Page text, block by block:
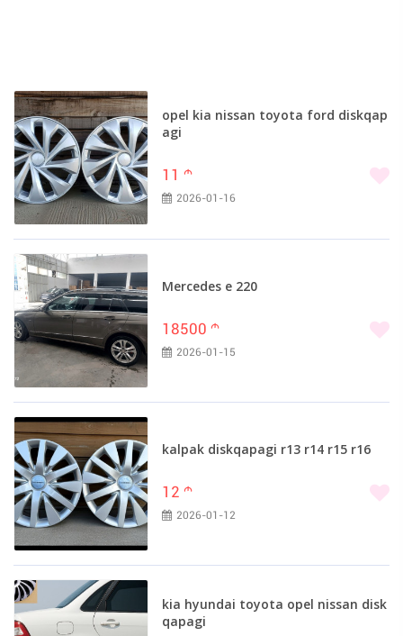
opel kia nissan toyota ford diskqap
agi
11 m
2026-01-16
Mercedes e 220
18500 m
2026-01-15
kalpak diskqapagi r13 r14 r15 r16
12 m
2026-01-12
kia hyundai toyota opel nissan disk
qapagi